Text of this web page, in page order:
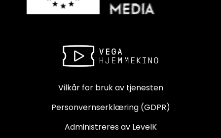
Vilkår for bruk av tjenesten
Personvernserklæring (GDPR)
Administreres av LevelK